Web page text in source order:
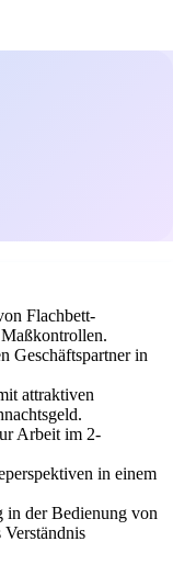
Flachbett-
Geschäftspartner in
attraktiven
Arbeit im 2-
in einem
in der Bedienung von
Verständnis